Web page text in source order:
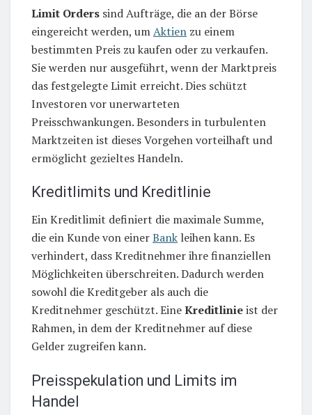
Limit Orders sind Aufträge, die an der Börse
eingereicht werden, umAktien zu einem
bestimmten Preis zu kaufen oder zu verkaufen.
Sie werden nur ausgeführt, wenn der Marktpreis
das festgelegte Limit erreicht. Dies schützt
Investoren vor unerwarteten
Preisschwankungen. Besonders in turbulenten
Marktzeiten ist dieses Vorgehen vorteilhaft und
ermöglicht gezieltes Handeln.
Kreditlimits und Kreditlinie
Ein Kreditlimit definiert die maximale Summe,
die ein Kunde von einerBank leihen kann. Es
verhindert, dass Kreditnehmer ihre finanziellen
Möglichkeiten überschreiten. Dadurch werden
sowohl die Kreditgeber als auch die
Kreditnehmer geschützt. EineKreditlinieist der
Rahmen, in dem der Kreditnehmer auf diese
Gelder zugreifen kann.
Preisspekulation und Limits im
Handel